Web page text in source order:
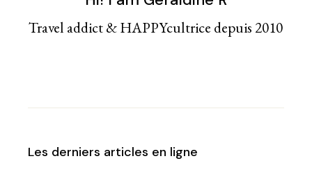
Travel addict & HAPPYcultrice depuis 2010
Les derniers articles en ligne